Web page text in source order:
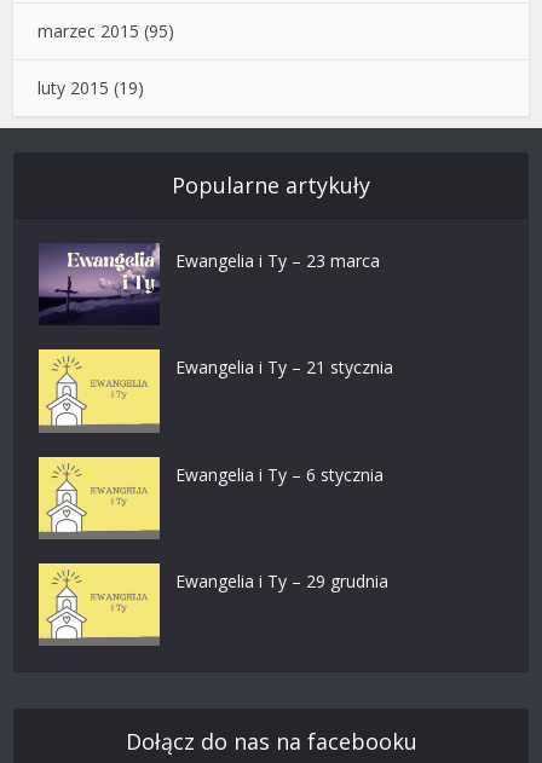
marzec 2015 (95)
luty 2015 (19)
Popularne artykuły
Ewangelia i Ty – 23 marca
Ewangelia i Ty – 21 stycznia
Ewangelia i Ty – 6 stycznia
Ewangelia i Ty – 29 grudnia
Dołącz do nas na facebooku